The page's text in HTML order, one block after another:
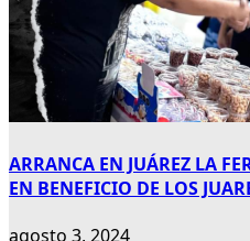
ARRANCA EN JUÁREZ LA
EN BENEFICIO DE LOS
agosto 3, 2024